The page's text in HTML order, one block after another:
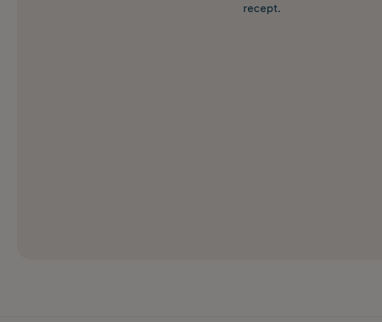
recept.